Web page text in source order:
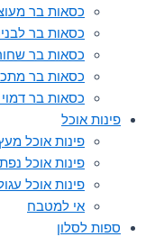
כסאות בר
כסאות בר
כסאות בר
כסאות בר
כסאות בר
פינות אוכל
פינות אוכל
פינות אוכל
פינות אוכל
אי למטבח
ספות לסלון